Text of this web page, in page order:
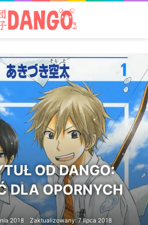
OD DANGO:
DLA OPORNYCH
2018 Zaktualizowany: 7 lipca 2018